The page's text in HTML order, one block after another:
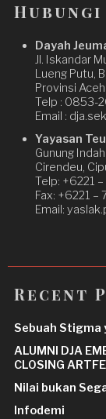
Hubungi
Dayah
Jl. Iskandar
Lueng Putu,
Provinsi
Telp : 0853-
Email :
Yayasan
Gunung
Cirendeu,
Telp: +6221
Fax: +6221 –
Email:
Recent
Sebuah Stigma
ALUMNI DJA
CLOSING
Nilai bukan
Infodemi